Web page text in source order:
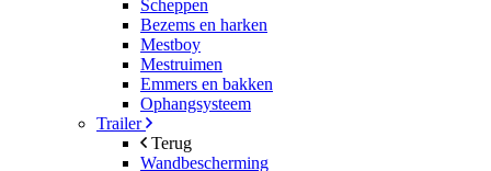
Scheppen
Bezems en harken
Mestboy
Mestruimen
Emmers en bakken
Ophangsysteem
Trailer
Terug
Wandbescherming